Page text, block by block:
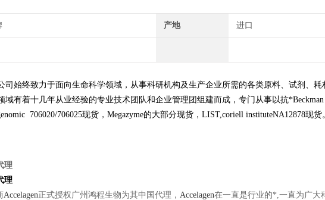
产地 进口
司始终致力于面向生命科学领域，从事科研机构及生产企业所需的各类原料、试剂、耗
域有着十几年从业经验的专业技术团队和企业管理团组建而成，专门从事以抗*
706020/706025现货，Megazyme的大部分现货，LIST,coriell instituteNA12878现货
理
理
Accelagen正式授权广州鸿程生物为其中国代理， Accelagen在一直是行业的*,一直为广大